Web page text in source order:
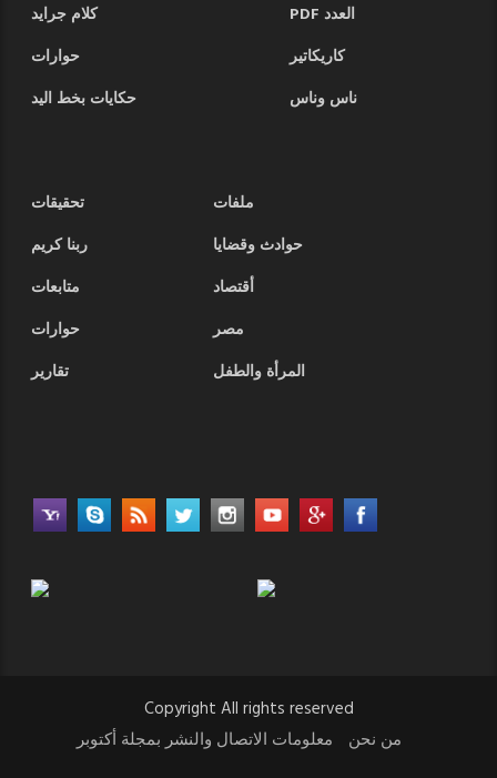
العدد PDF
كلام جرايد
كاريكاتير
حوارات
ناس وناس
حكايات بخط اليد
ملفات
تحقيقات
حوادث وقضايا
ربنا كريم
أقتصاد
متابعات
مصر
حوارات
المرأة والطفل
تقارير
Copyright All rights reserved
من نحن
معلومات الاتصال والنشر بمجلة أكتوبر